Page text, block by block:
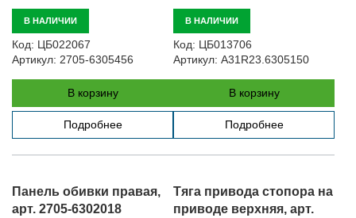
В НАЛИЧИИ
Код: ЦБ022067
Артикул: 2705-6305456
В корзину
Подробнее
В НАЛИЧИИ
Код: ЦБ013706
Артикул: A31R23.6305150
В корзину
Подробнее
Панель обивки правая,
арт. 2705-6302018
Тяга привода стопора на
приводе верхняя, арт.